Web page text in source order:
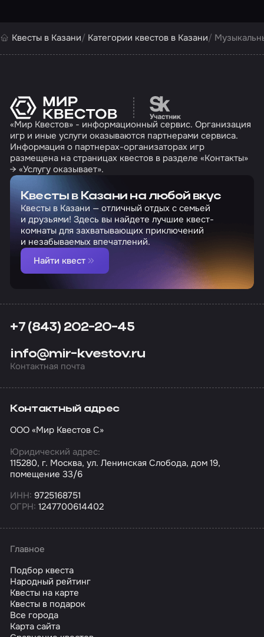
Квесты в Казани Категории квестов в Казани
Перейти на сайт
«Мир Квестов» - информационный сервис. Организация
игр и иные услуги оказываются партнерами сервиса.
Информация о партнерах-организаторах игр
размещена на страницах квестов в разделе «Контакты»
→ «Услугу оказывает».
Квесты в Казани на любой вкус
Квесты в Казани — отличный отдых с семьей
и друзьями! Здесь вы найдете лучшие квест-
комнаты для захватывающих приключений
и незабываемых впечатлений.
Найти квест
+7 (843) 202-20-45
info@mir-kvestov.ru
Контактная почта
Контактный адрес
ООО «Мир Квестов С»
Юридический адрес:
115280, г. Москва, ул. Ленинская Слобода, дом 19,
помещение 33/6
ИНН: 9725168751
ОГРН: 1247700614402
Главное
Подбор квеста
Народный рейтинг
Квесты на карте
Квесты в подарок
Все города
Карта сайта